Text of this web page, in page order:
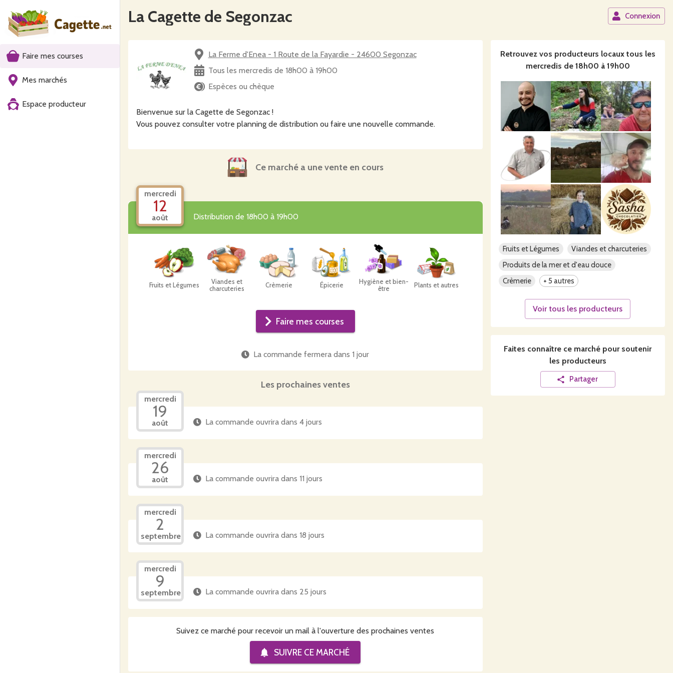
Faire mes courses
Mes marchés
Espace producteur
La Cagette de Segonzac Connexion
La Ferme d'Enea - 1 Route de la Fayardie - 24600 Segonzac
Tous les mercredis de 18h00 à 19h00
Espèces ou chèque
Bienvenue sur la Cagette de Segonzac !
Vous pouvez consulter votre planning de distribution ou faire une nouvelle commande.
Ce marché a une vente en cours
mercredi
12
août Distribution de 18h00 à 19h00
Fruits et Légumes
Viandes et
charcuteries
Crèmerie Épicerie
Hygiène et bien-
être
Plants et autres
Faire mes courses
La commande fermera dans 1 jour
Les prochaines ventes
mercredi
19
août La commande ouvrira dans 4 jours
mercredi
26
août La commande ouvrira dans 11 jours
mercredi
2
septembre La commande ouvrira dans 18 jours
mercredi
9
septembre La commande ouvrira dans 25 jours
Suivez ce marché pour recevoir un mail à l'ouverture des prochaines ventes
SUIVRE CEMARCHÉ
Retrouvez vos producteurs locaux tous les
mercredis de 18h00 à 19h00
Fruits et Légumes
Viandes et charcuteries
Produits de la mer et d'eau douce
Crèmerie
+ 5 autres
Voir tous les producteurs
Faites connaître ce marché pour soutenir
les producteurs
Partager